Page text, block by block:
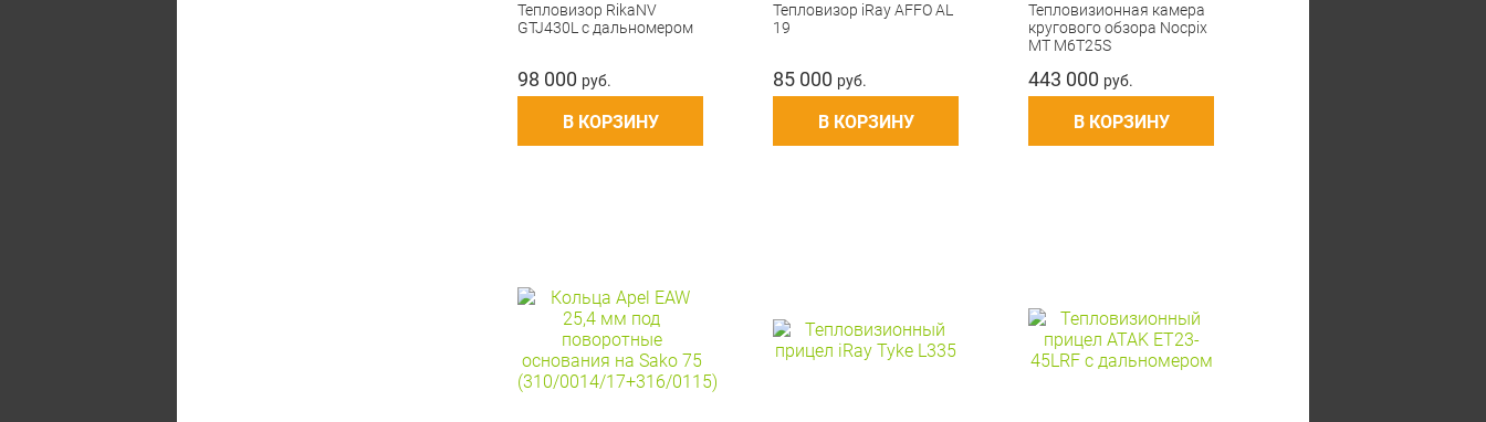
Тепловизор RikaNV
GTJ430L с дальномером
98 000 руб.
В КОРЗИНУ
Тепловизор iRay AFFO AL
19
85 000 руб.
В КОРЗИНУ
Тепловизионная камера
кругового обзора Nocpix
MT M6T25S
443 000 руб.
В КОРЗИНУ